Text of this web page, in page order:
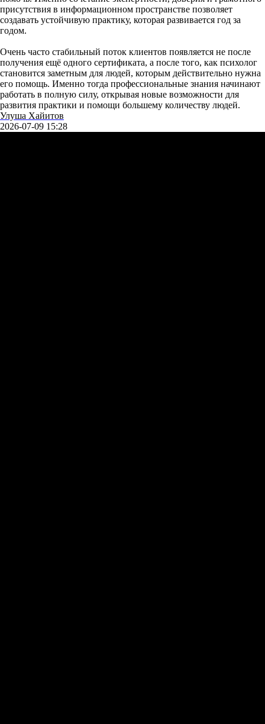
присутствия в информационном пространстве позволяет
создавать устойчивую практику, которая развивается год за
годом.
Очень часто стабильный поток клиентов появляется не после
получения ещё одного сертификата, а после того, как психолог
становится заметным для людей, которым действительно нужна
его помощь. Именно тогда профессиональные знания начинают
работать в полную силу, открывая новые возможности для
развития практики и помощи большему количеству людей.
Улуша Хайитов
2026-07-09 15:28